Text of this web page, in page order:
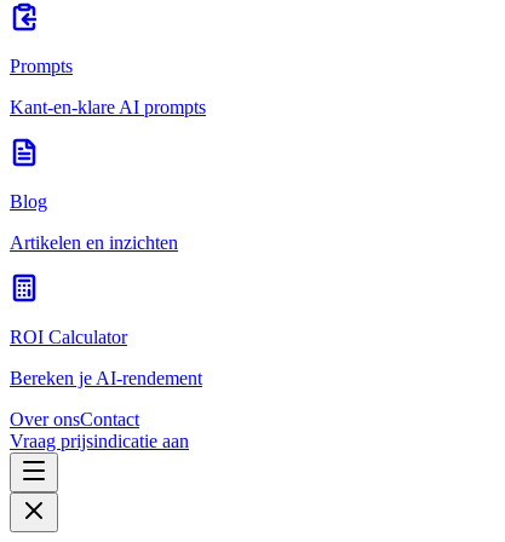
Prompts
Kant-en-klare AI prompts
Blog
Artikelen en inzichten
ROI Calculator
Bereken je AI-rendement
Over onsContact
Vraag prijsindicatie aan